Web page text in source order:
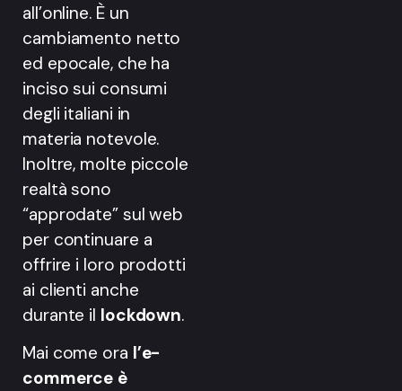
all’online. È un
cambiamento netto
ed epocale, che ha
inciso sui consumi
degli italiani in
materia notevole.
Inoltre, molte piccole
realtà sono
“approdate” sul web
per continuare a
offrire i loro prodotti
ai clienti anche
durante il lockdown.
Mai come ora l’e-
commerce è